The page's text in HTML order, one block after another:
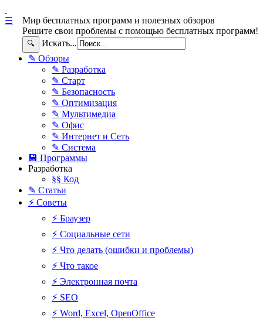
Мир бесплатных программ и полезных обзоров
Решите свои проблемы с помощью бесплатных программ!
🔍 Искать...
☰
✎ Обзоры
✎ Разработка
✎ Старт
✎ Безопасность
✎ Оптимизация
✎ Мультимедиа
✎ Офис
✎ Интернет и Сеть
✎ Система
💾 Программы
Разработка
§§ Код
✎ Статьи
⚡ Советы
⚡ Браузер
⚡ Социальные сети
⚡ Что делать (ошибки и проблемы)
⚡ Что такое
⚡ Электронная почта
⚡ SEO
⚡ Word, Excel, OpenOffice